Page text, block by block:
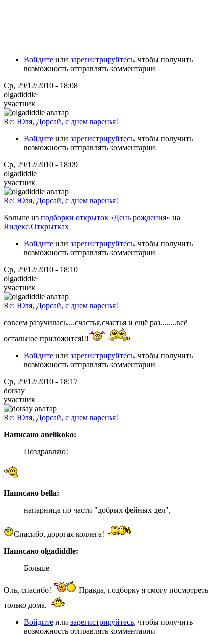
Войдите или зарегистрируйтесь, чтобы получить
возможность отправлять комментарии
Ср, 29/12/2010 - 18:08
olgadiddle
участник
Re: Юля, Дорсай, с днем варенья!
Войдите или зарегистрируйтесь, чтобы получить
возможность отправлять комментарии
Ср, 29/12/2010 - 18:09
olgadiddle
участник
Re: Юля, Дорсай, с днем варенья!
Больше из подборки открыток «День рождения» на
Яндекс.Открытках
Войдите или зарегистрируйтесь, чтобы получить
возможность отправлять комментарии
Ср, 29/12/2010 - 18:10
olgadiddle
участник
Re: Юля, Дорсай, с днем варенья!
совсем разучилась....счастья,счастья и ещё раз........всё
остальное приложится!!!
Войдите или зарегистрируйтесь, чтобы получить
возможность отправлять комментарии
Ср, 29/12/2010 - 18:17
dorsay
участник
Re: Юля, Дорсай, с днем варенья!
Написано anelikoko:
Поздравляю!
Написано bella:
напарница по части "добрых фейных дел",
Спасибо, дорогая коллега!
Написано olgadiddle:
Больше
Оль, спасибо!
Правда, подборку я смогу посмотреть
только дома.
Войдите или зарегистрируйтесь, чтобы получить
возможность отправлять комментарии